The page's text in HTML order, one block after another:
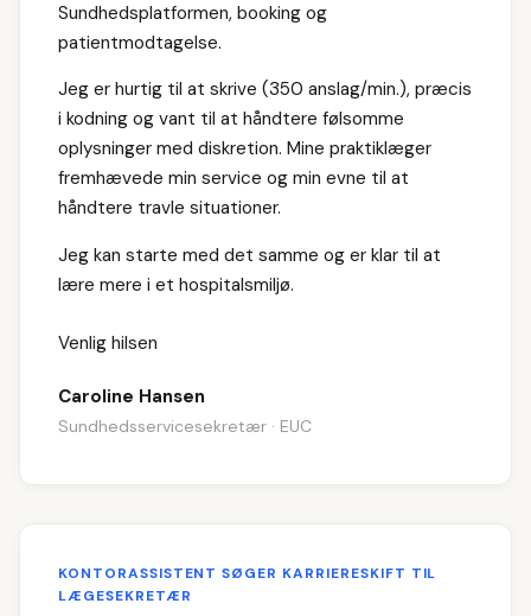
Sundhedsplatformen, booking og
patientmodtagelse.
Jeg er hurtig til at skrive (350 anslag/min.), præcis
i kodning og vant til at håndtere følsomme
oplysninger med diskretion. Mine praktiklæger
fremhævede min service og min evne til at
håndtere travle situationer.
Jeg kan starte med det samme og er klar til at
lære mere i et hospitalsmiljø.
Venlig hilsen
Caroline Hansen
Sundhedsservicesekretær · EUC
KONTORASSISTENT SØGER KARRIERESKIFT TIL
LÆGESEKRETÆR